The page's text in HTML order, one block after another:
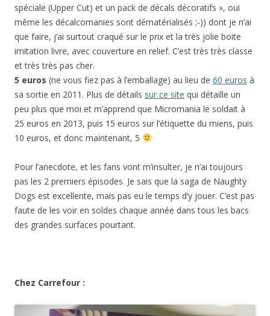
spéciale (Upper Cut) et un pack de décals décoratifs », oui
même les décalcomanies sont dématérialisés ;-)) dont je n’ai
que faire, j’ai surtout craqué sur le prix et la très jolie boite
imitation livre, avec couverture en relief. C’est très très classe
et très très pas cher.
5 euros (ne vous fiez pas à l’emballage) au lieu de 60 euros à
sa sortie en 2011. Plus de détails sur ce site qui détaille un
peu plus que moi et m’apprend que Micromania le soldait à
25 euros en 2013, puis 15 euros sur l’étiquette du miens, puis
10 euros, et donc maintenant, 5
Pour l’anecdote, et les fans vont m’insulter, je n’ai toujours
pas les 2 premiers épisodes. Je sais que la saga de Naughty
Dogs est excellente, mais pas eu le temps d’y jouer. C’est pas
faute de les voir en soldes chaque année dans tous les bacs
des grandes surfaces pourtant.
Chez Carrefour :